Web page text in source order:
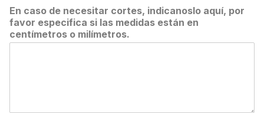
En caso de necesitar cortes, indicanoslo aquí, por
favor especifica si las medidas están en
centímetros o milímetros.